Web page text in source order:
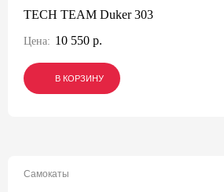
TECH TEAM Duker 303
Цена: 10 550 р.
В КОРЗИНУ
В КОРЗИНУ
В КОРЗИНУ
Самокаты